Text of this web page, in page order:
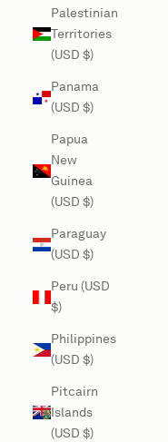
Palestinian
Territories
(USD $)
Panama
(USD $)
Papua
New
Guinea
(USD $)
Paraguay
(USD $)
Peru (USD
$)
Philippines
(USD $)
Pitcairn
Islands
(USD $)